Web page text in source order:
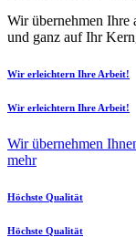
Wir übernehmen Ihre
und ganz auf Ihr
Wir erleichtern Ihre Arbeit!
Wir erleichtern Ihre Arbeit!
Wir übernehmen
mehr
Höchste Qualität
Höchste Qualität